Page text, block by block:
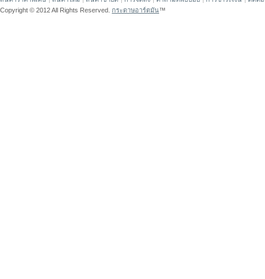
Copyright © 2012 All Rights Reserved. กระดาษอาร์ตมัน™